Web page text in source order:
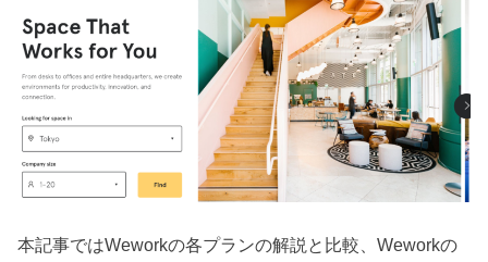
本記事ではWeworkの各プランの解説と比較、Weworkの